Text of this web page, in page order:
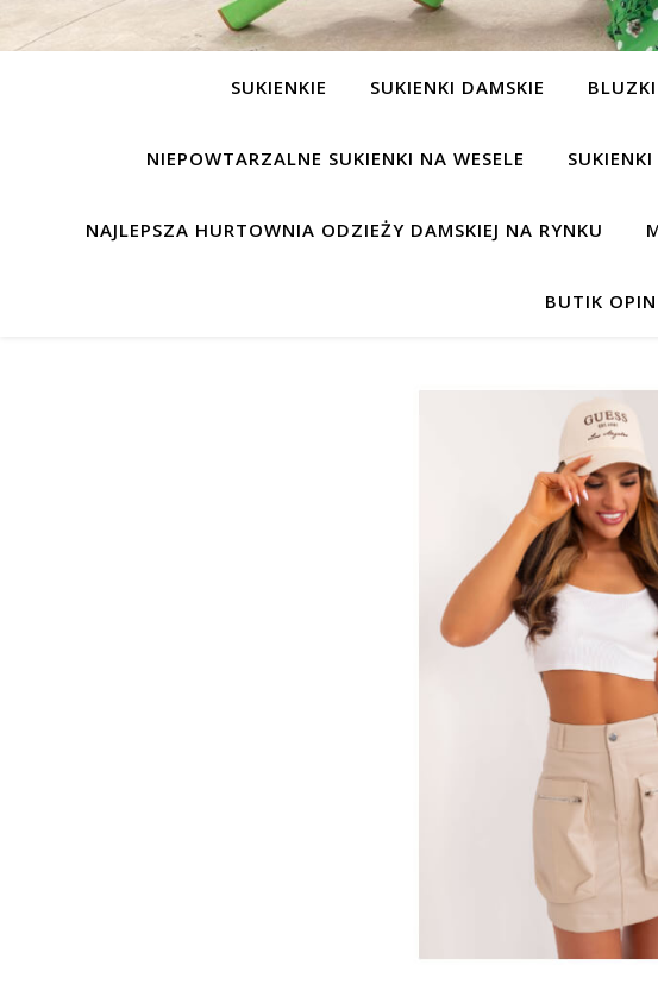
SUKIENKIE SUKIENKI DAMSKIE
NIEPOWTARZALNE SUKIENKI NA WESELE
NAJLEPSZA HURTOWNIA ODZIEŻY DAMSKIEJ NA RYNKU
BUTIK